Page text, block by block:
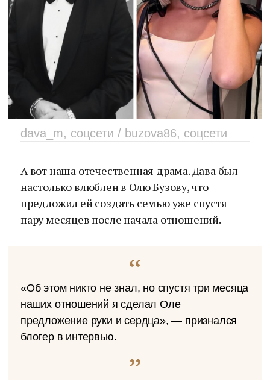
dava_m, соцсети / buzova86, соцсети
А вот наша отечественная драма. Дава был
настолько влюблен в Олю Бузову, что
предложил ей создать семью уже спустя
пару месяцев после начала отношений.
«Об этом никто не знал, но спустя три месяца
наших отношений я сделал Оле
предложение руки и сердца», — признался
блогер в интервью.